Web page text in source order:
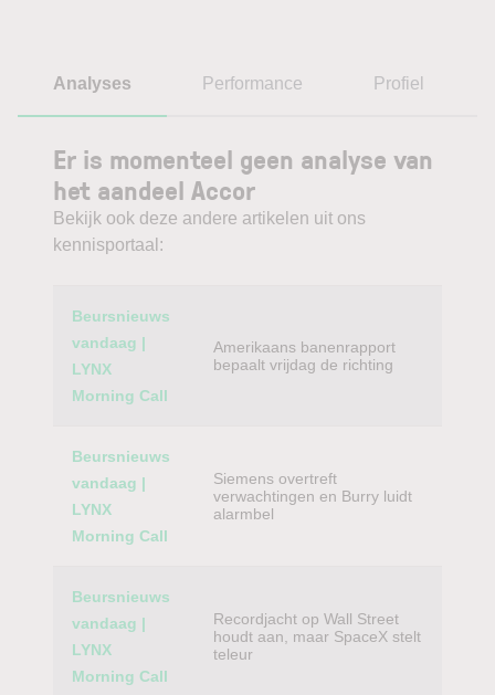
Analyses Performance Profiel
Er is momenteel geen analyse van
het aandeel Accor
Bekijk ook deze andere artikelen uit ons
kennisportaal:
Category
Beursnieuws
vandaag |
LYNX
Morning Call
Amerikaans banenrapport
bepaalt vrijdag de richting
Beursnieuws
vandaag |
LYNX
Morning Call
Siemens overtreft
verwachtingen en Burry luidt
alarmbel
Beursnieuws
vandaag |
LYNX
Morning Call
Recordjacht op Wall Street
houdt aan, maar SpaceX stelt
teleur